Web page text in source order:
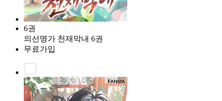
6권
의선명가 천재막내 6권
무료가입